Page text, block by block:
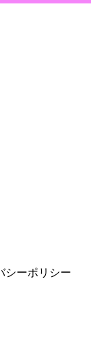
シーポリシー